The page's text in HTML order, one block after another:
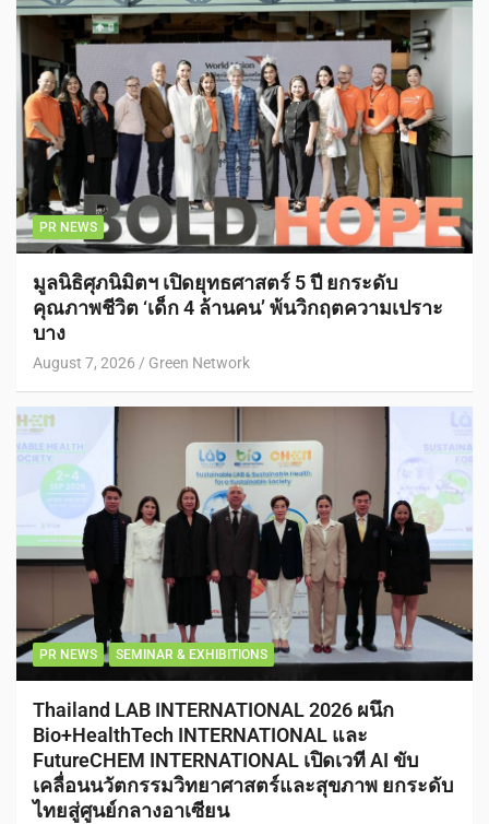
PR NEWS
มูลนิธิศุภนิมิตฯ เปิดยุทธศาสตร์ 5 ปี ยกระดับ
คุณภาพชีวิต ‘เด็ก 4 ล้านคน’ พ้นวิกฤตความเปราะ
บาง
August 7, 2026 Green Network
PR NEWS SEMINAR & EXHIBITIONS
Thailand LAB INTERNATIONAL 2026 ผนึก
Bio+HealthTech INTERNATIONAL และ
FutureCHEM INTERNATIONAL เปิดเวที AI ขับ
เคลื่อนนวัตกรรมวิทยาศาสตร์และสุขภาพ ยกระดับ
ไทยสู่ศูนย์กลางอาเซียน